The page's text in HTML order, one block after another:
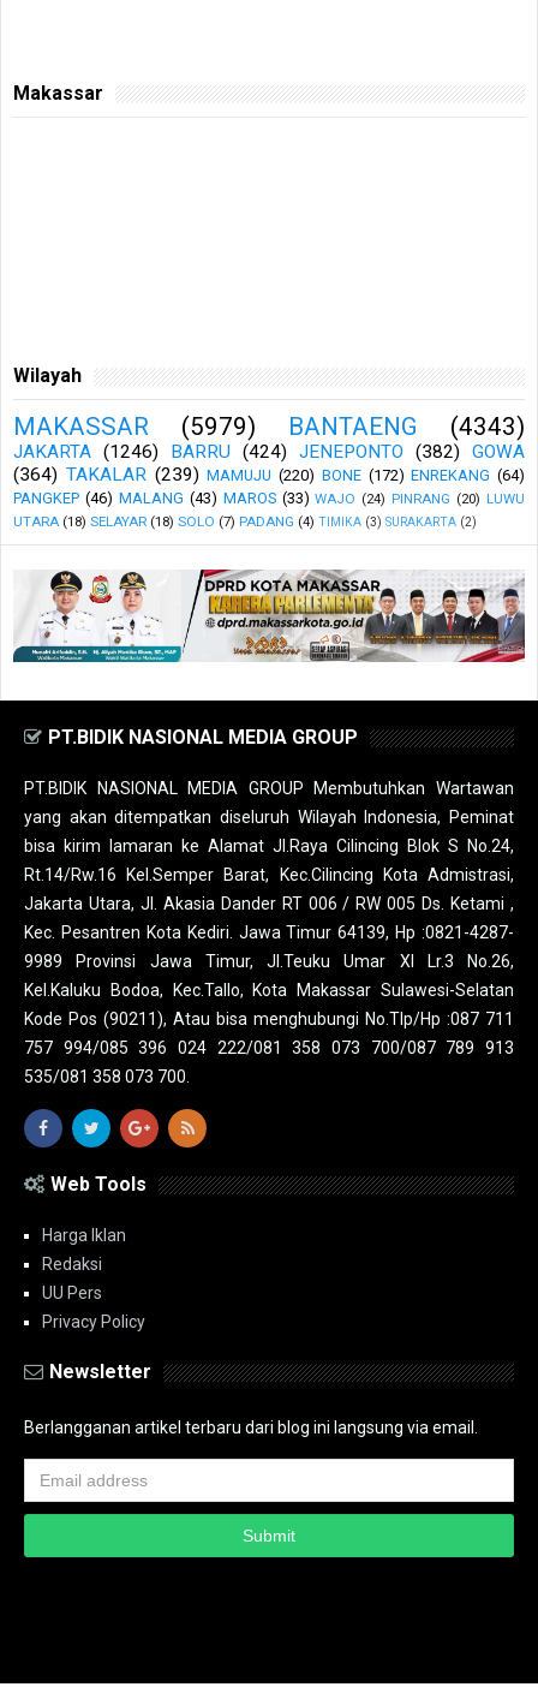
Makassar
Wilayah
MAKASSAR (5979) BANTAENG (4343)
JAKARTA (1246) BARRU (424) JENEPONTO (382)
GOWA
(364) TAKALAR (239) MAMUJU (220) BONE (172) ENREKANG (64)
PANGKEP (46) MALANG (43) MAROS (33) WAJO (24) PINRANG (20) LUWU
UTARA (18) SELAYAR (18) SOLO (7) PADANG (4) TIMIKA (3) SURAKARTA (2)
PT.BIDIK NASIONAL MEDIA GROUP
PT.BIDIK NASIONAL MEDIA GROUP Membutuhkan Wartawan
yang akan ditempatkan diseluruh Wilayah Indonesia, Peminat
bisa kirim lamaran ke Alamat Jl.Raya Cilincing Blok S No.24,
Rt.14/Rw.16 Kel.Semper Barat, Kec.Cilincing Kota Admistrasi,
Jakarta Utara, Jl. Akasia Dander RT 006 / RW 005 Ds. Ketami ,
Kec. Pesantren Kota Kediri. Jawa Timur 64139, Hp :0821-4287-
9989 Provinsi Jawa Timur, Jl.Teuku Umar XI Lr.3 No.26,
Kel.Kaluku Bodoa, Kec.Tallo, Kota Makassar Sulawesi-Selatan
Kode Pos (90211), Atau bisa menghubungi No.Tlp/Hp :087 711
757 994/085 396 024 222/081 358 073 700/087 789 913
535/081 358 073 700.
Web Tools
Harga Iklan
Redaksi
UU Pers
Privacy Policy
Newsletter
Berlangganan artikel terbaru dari blog ini langsung via email.